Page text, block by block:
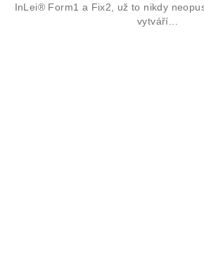
InLei® Form1 a Fix2, už to nikdy
vytváří...